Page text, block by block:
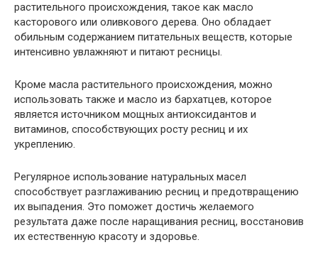
растительного происхождения, такое как масло
касторового или оливкового дерева. Оно обладает
обильным содержанием питательных веществ, которые
интенсивно увлажняют и питают ресницы.
Кроме масла растительного происхождения, можно
использовать также и масло из бархатцев, которое
является источником мощных антиоксидантов и
витаминов, способствующих росту ресниц и их
укреплению.
Регулярное использование натуральных масел
способствует разглаживанию ресниц и предотвращению
их выпадения. Это поможет достичь желаемого
результата даже после наращивания ресниц, восстановив
их естественную красоту и здоровье.